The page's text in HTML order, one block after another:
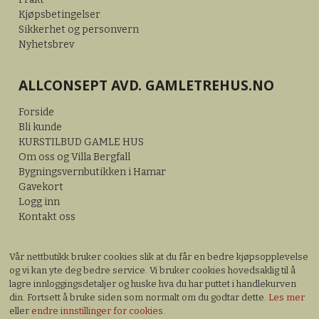
Kjøpsbetingelser
Sikkerhet og personvern
Nyhetsbrev
ALLCONSEPT AVD. GAMLETREHUS.NO
Forside
Bli kunde
KURSTILBUD GAMLE HUS
Om oss og Villa Bergfall
Bygningsvernbutikken i Hamar
Gavekort
Logg inn
Kontakt oss
Vår nettbutikk bruker cookies slik at du får en bedre kjøpsopplevelse
og vi kan yte deg bedre service. Vi bruker cookies hovedsaklig til å
lagre innloggingsdetaljer og huske hva du har puttet i handlekurven
din. Fortsett å bruke siden som normalt om du godtar dette.Les mer
eller endre innstillinger for cookies.